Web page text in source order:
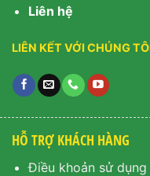
Liên hệ
LIÊN KẾT VỚI
HỖ TRỢ KHÁCH HÀNG
Điều khoản sử dụng